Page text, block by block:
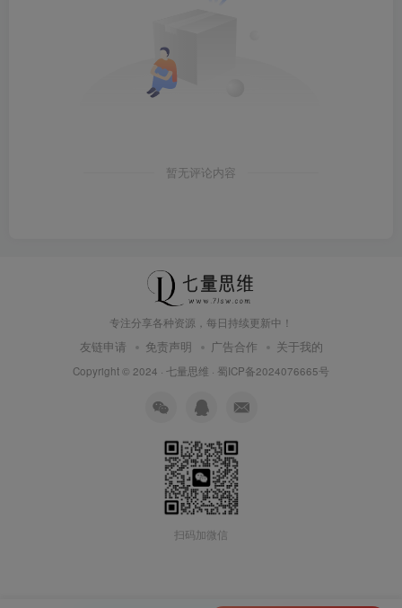
暂无评论内容
专注分享各种资源，每日持续更新中！
友链申请 免责声明 广告合作 关于我的
Copyright © 2024 · 七量思维 · 蜀ICP备2024076665号
扫码加微信